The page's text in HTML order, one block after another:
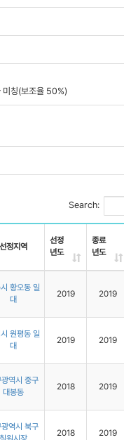
미칭(보조율 50%)
Search:
선정지역
선정
년도
종료
년도
황오동 일
대
2019 2019
원평동 일
대
2019 2019
역시 중구
대봉동
2018 2019
역시 북구
2018 2019